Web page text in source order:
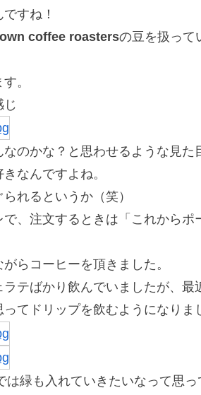
すね！
coffee roastersの豆を扱って
。
じ
なのかな？と思わせるような見
なんですよね。
れるというか（笑）
で、注文するときは「これからポ
らコーヒーを頂きました。
テばかり飲んでいましたが、最
てドリップを飲むようになりま
は緑も入れていきたいなって思っ